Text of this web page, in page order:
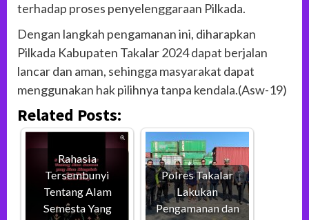
terhadap proses penyelenggaraan Pilkada.
Dengan langkah pengamanan ini, diharapkan
Pilkada Kabupaten Takalar 2024 dapat berjalan
lancar dan aman, sehingga masyarakat dapat
menggunakan hak pilihnya tanpa kendala.(Asw-19)
Related Posts:
Rahasia
Tersembunyi
Tentang Alam
Semesta Yang
Polres Takalar
Lakukan
Pengamanan dan